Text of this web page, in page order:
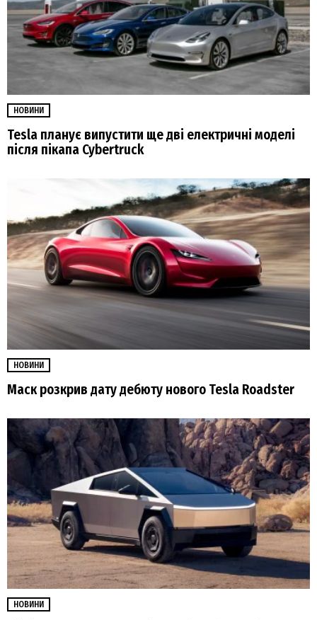
НОВИНИ
Tesla планує випустити ще дві електричні моделі
після пікапа Cybertruck
НОВИНИ
Маск розкрив дату дебюту нового Tesla Roadster
НОВИНИ